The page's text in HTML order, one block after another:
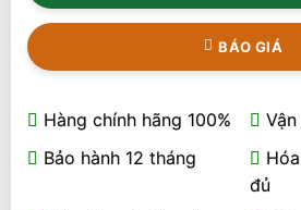
BÁO GIÁ
Hàng chính hãng 100%
Bảo hành 12 tháng
đủ